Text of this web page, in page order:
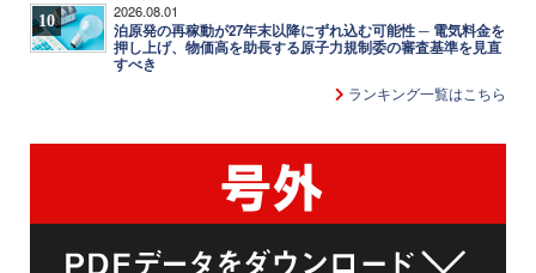
10 2026.08.01
泊原発の再稼動が27年末以降にずれ込む可能性 ─ 電気料金を
押し上げ、物価高を助長する原子力規制委の審査基準を見直
すべき
ランキング一覧はこちら